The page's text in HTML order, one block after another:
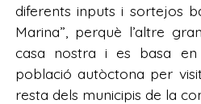
diferents inputs i sortejos
Marina”, perquè l’altre
casa nostra i es basa
població autòctona per
resta dels municipis de la